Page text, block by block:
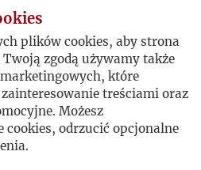
2010
2011
2012
„Kultury” i jego
i Instytut Literacki w Paryżu
Dembowskiego w
przez TO-AIL.
Kijowskim im. Tarasa
przez Uniwersytet
Ambasadę RP w Kijowie,
Wydawców Szkół
plików cookies, aby strona
Twoją zgodą używamy także
które
treściami oraz
Możesz
cookies, odrzucić opcjonalne